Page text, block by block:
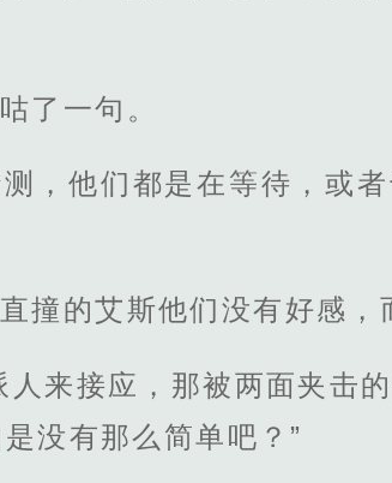
了一句。
，他们都是在等待，或
撞的艾斯他们没有好感，
人来接应，那被两面夹击
没有那么简单吧？”